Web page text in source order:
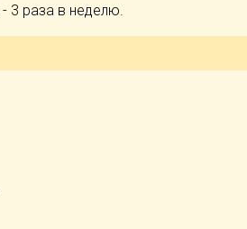
3 раза в неделю.